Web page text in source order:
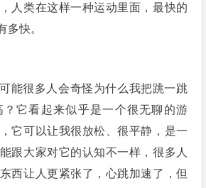
人类在这样一种运动里面，最快的
多快。
能很多人会奇怪为什么我把跳一跳
它看起来似乎是一个很无聊的游
它可以让我很放松、很平静，是一
跟大家对它的认知不一样，很多人
西让人更紧张了，心跳加速了，但